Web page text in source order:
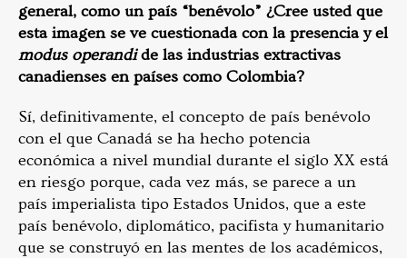
general, como un país “benévolo” ¿Cree usted que
esta imagen se ve cuestionada con la presencia y el
modus operandide las industrias extractivas
canadienses en países como Colombia?
Sí, definitivamente, el concepto de país benévolo
con el que Canadá se ha hecho potencia
económica a nivel mundial durante el siglo XX está
en riesgo porque, cada vez más, se parece a un
país imperialista tipo Estados Unidos, que a este
país benévolo, diplomático, pacifista y humanitario
que se construyó en las mentes de los académicos,